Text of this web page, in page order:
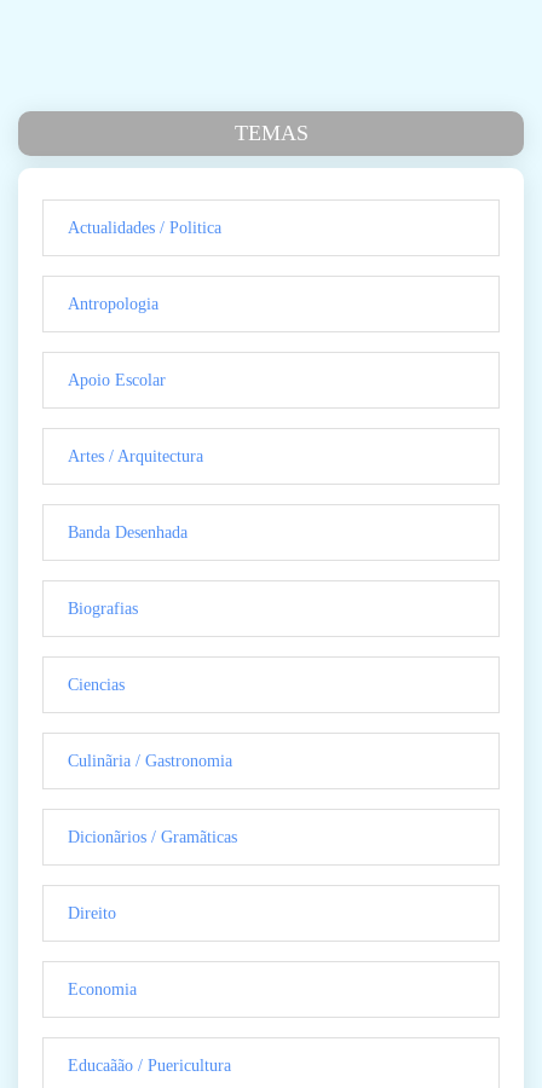
TEMAS
Actualidades / Politica
Antropologia
Apoio Escolar
Artes / Arquitectura
Banda Desenhada
Biografias
Ciencias
Culinãria / Gastronomia
Dicionãrios / Gramãticas
Direito
Economia
Educaãão / Puericultura